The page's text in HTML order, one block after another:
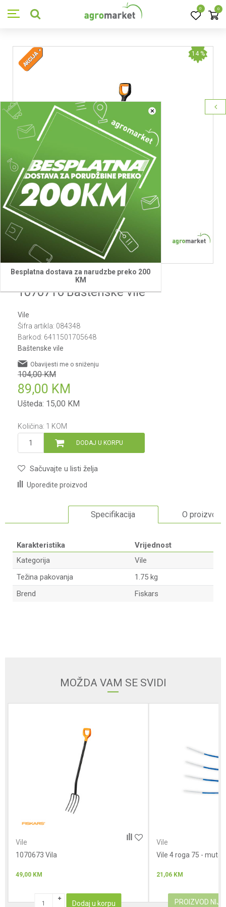
0 0
×
Besplatna dostava za narudzbe preko 200
KM
14 %
Fiskars
1070716 Baštenske vile
Vile
Šifra artikla: 084348
Barkod: 6411501705648
Baštenske vile
104,00 KM
89,00 KM
Ušteda: 15,00 KM
Obavijesti me o sniženju
Količina: 1 KOM
DODAJ U KORPU
Sačuvajte u listi želja
Uporedite proizvod
Specifikacija O proizvodu
Karakteristika
Vrijednost
Kategorija
Vile
Težina pakovanja
1.75 kg
Brend
Fiskars
Anti-spam zaštita - izračunajte koliko je 2 + 3 :
MOŽDA VAM SE SVIDI
Vile
1070673 Vila
49,00 KM
Dodaj u korpu
Vile
Vile 4 roga 75 - muta
21,06 KM
PROIZVOD